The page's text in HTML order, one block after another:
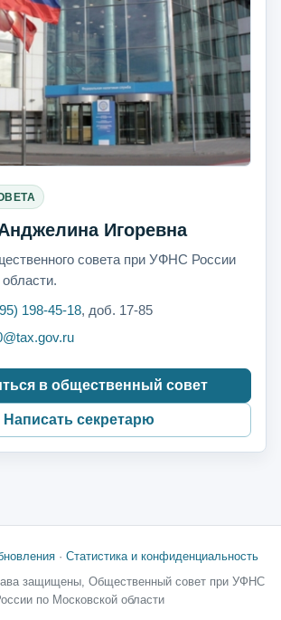
Игоревна
совета при УФНС России
198-45-18, доб. 17-85
в общественный совет
Написать секретарю
· Статистика и конфиденциальность
защищены, Общественный совет при УФНС
по Московской области